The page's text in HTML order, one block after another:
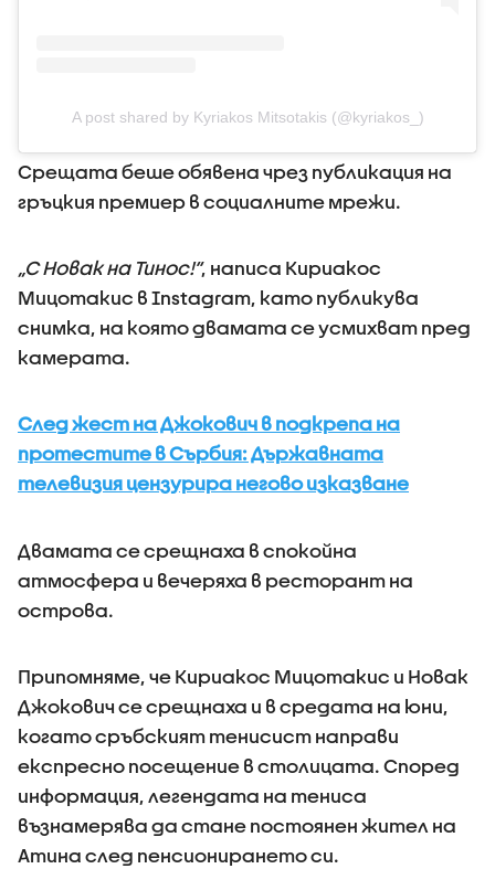
A post shared by Kyriakos Mitsotakis (@kyriakos_)
Срещата беше обявена чрез публикация на
гръцкия премиер в социалните мрежи.
„С Новак на Тинос!“, написа Кириакос
Мицотакис в Instagram, като публикува
снимка, на която двамата се усмихват пред
камерата.
След жест на Джокович в подкрепа на
протестите в Сърбия: Държавната
телевизия цензурира негово изказване
Двамата се срещнаха в спокойна
атмосфера и вечеряха в ресторант на
острова.
Припомняме, че Кириакос Мицотакис и Новак
Джокович се срещнаха и в средата на юни,
когато сръбският тенисист направи
експресно посещение в столицата. Според
информация, легендата на тениса
възнамерява да стане постоянен жител на
Атина след пенсионирането си.